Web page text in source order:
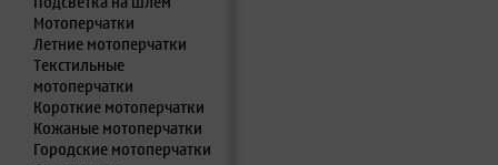
Мотоперчатки
Летние мотоперчатки
Текстильные
мотоперчатки
Короткие мотоперчатки
Кожаные мотоперчатки
Городские мотоперчатки